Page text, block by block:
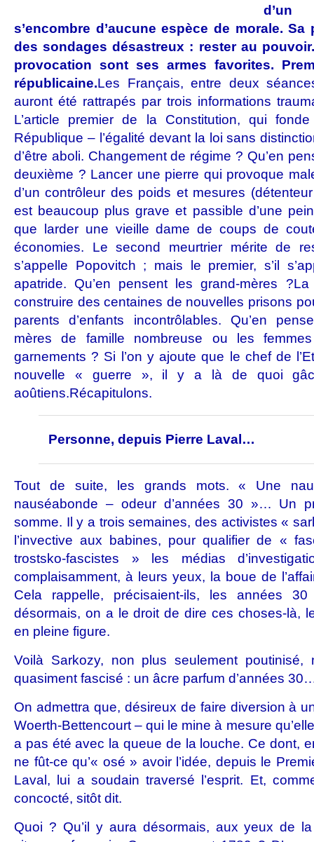
d’un
s’encombre d’aucune espèce de morale.
des sondages désastreux : rester au
provocation sont ses armes favorites.
républicaine.Les Français, entre deux
auront été rattrapés par trois informations
L’article premier de la Constitution, qui
République – l’égalité devant la loi sans
d’être aboli. Changement de régime ? Qu’en
deuxième ? Lancer une pierre qui provoque
d’un contrôleur des poids et mesures
est beaucoup plus grave et passible d’une
que larder une vieille dame de coups de
économies. Le second meurtrier mérite de
s’appelle Popovitch ; mais le premier, s’il
apatride. Qu’en pensent les grand-mères ?La
construire des centaines de nouvelles prisons
parents d’enfants incontrôlables. Qu’en
mères de famille nombreuse ou les
garnements ? Si l’on y ajoute que le chef de
nouvelle « guerre », il y a là de quoi
aoûtiens.Récapitulons.
Personne, depuis Pierre Laval…
Tout de suite, les grands mots. « Une
nauséabonde – odeur d’années 30 »… Un
somme. Il y a trois semaines, des activistes «
l’invective aux babines, pour qualifier de «
trostsko-fascistes » les médias
complaisamment, à leurs yeux, la boue de
Cela rappelle, précisaient-ils, les années
désormais, on a le droit de dire ces choses-là,
en pleine figure.
Voilà Sarkozy, non plus seulement poutinisé,
quasiment fascisé : un âcre parfum d’années
On admettra que, désireux de faire diversion à
Woerth-Bettencourt – qui le mine à mesure
a pas été avec la queue de la louche. Ce dont,
ne fût-ce qu’« osé » avoir l’idée, depuis le
Laval, lui a soudain traversé l’esprit. Et,
concocté, sitôt dit.
Quoi ? Qu’il y aura désormais, aux yeux de